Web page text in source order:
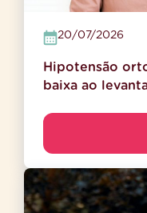
20/07/2026
Hipotensão
baixa ao